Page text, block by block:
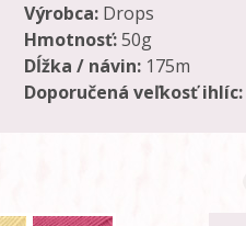
Výrobca: Drops
Hmotnosť:50g
Dĺžka / návin: 175m
Doporučená veľkosť ihlíc: